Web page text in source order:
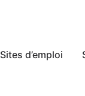
Sites d’emploi